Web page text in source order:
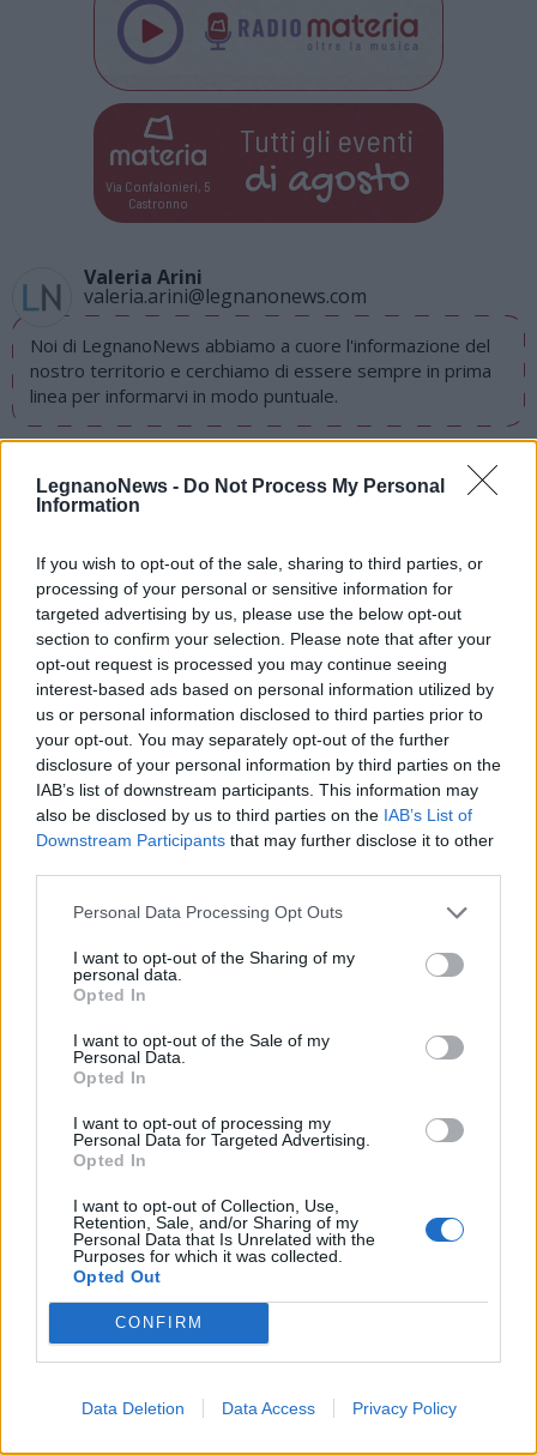
LegnanoNews - Do Not Process My Personal
Information
If you wish to opt-out of the sale, sharing to third parties, or
processing of your personal or sensitive information for
targeted advertising by us, please use the below opt-out
section to confirm your selection. Please note that after your
opt-out request is processed you may continue seeing
interest-based ads based on personal information utilized by
us or personal information disclosed to third parties prior to
your opt-out. You may separately opt-out of the further
disclosure of your personal information by third parties on the
IAB’s list of downstream participants. This information may
also be disclosed by us to third parties on the IAB’s List of
Downstream Participants that may further disclose it to other
Personal Data Processing Opt Outs
I want to opt-out of the Sharing of my
personal data.
Opted In
I want to opt-out of the Sale of my
Personal Data.
Opted In
I want to opt-out of processing my
Personal Data for Targeted Advertising.
Opted In
I want to opt-out of Collection, Use,
Retention, Sale, and/or Sharing of my
Personal Data that Is Unrelated with the
Purposes for which it was collected.
Opted Out
CONFIRM
Data Deletion Data Access Privacy Policy
Via Confalonieri, 5
Castronno
Tutti gli eventi
di agosto
Valeria Arini
valeria.arini@legnanonews.com
Noi di LegnanoNews abbiamo a cuore l'informazione del
nostro territorio e cerchiamo di essere sempre in prima
linea per informarvi in modo puntuale.
uniscuole pegaso legnano
legnano
LEGGI GLI ALTRI ARTICOLI DI
LEGNANO
ALTRE NOTIZIE DI LEGNANO
MALTEMPO
Temporali e vento, allerta gialla
anche nell’Alto Milanese fino alla
mattina di sabato 8 luglio